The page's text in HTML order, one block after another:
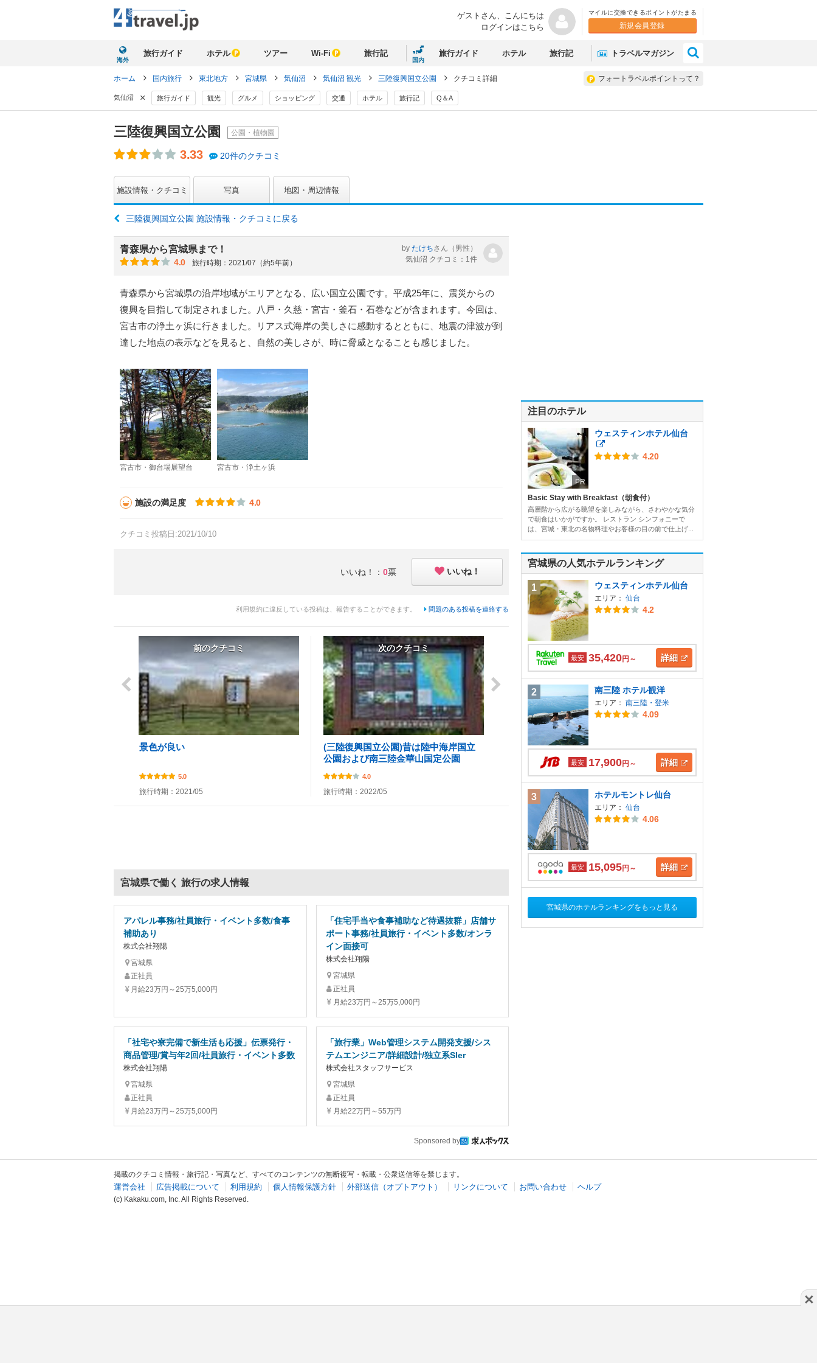
ゲストさん、 こんにちは
ログインはこちら
マイルに交換できるポイントがたまる
新規会員登録
海外
旅行ガイド ホテル ツアー Wi-Fi 旅行記
国内
旅行ガイド ホテル 旅行記 トラベルマガジン
フォートラベルポイントって？
ホーム 国内旅行 東北地方 宮城県 気仙沼 気仙沼 観光 三陸復興国立公園 クチコミ詳細
気仙沼 × 旅行ガイド 観光 グルメ ショッピング 交通 ホテル 旅行記 Q＆A
三陸復興国立公園 公園・植物園
3.33 20件のクチコミ
施設情報・クチコミ 写真 地図・周辺情報
三陸復興国立公園 施設情報・クチコミに戻る
青森県から宮城県まで！
4.0 旅行時期：2021/07（約5年前）
by たけちさん （男性）
気仙沼 クチコミ：1件
青森県から宮城県の沿岸地域がエリアとなる、広い国立公園です。平成25年に、震災からの
復興を目指して制定されました。八戸・久慈・宮古・釜石・石巻などが含まれます。今回は、
宮古市の浄土ヶ浜に行きました。リアス式海岸の美しさに感動するとともに、地震の津波が到
達した地点の表示などを見ると、自然の美しさが、時に脅威となることも感じました。
宮古市・御台場展望台 宮古市・浄土ヶ浜
施設の満足度 4.0
クチコミ投稿日:2021/10/10
いいね！： 0票 いいね！
利用規約に違反している投稿は、報告することができます。 問題のある投稿を連絡する
前のクチコミ
景色が良い
5.0
旅行時期：2021/05
次のクチコミ
(三陸復興国立公園)昔は陸中海岸国立
公園および南三陸金華山国定公園
4.0
旅行時期：2022/05
宮城県で働く 旅行の求人情報
アパレル事務/社員旅行・イベント多数/食事
補助あり
株式会社翔陽
宮城県
正社員
月給23万円～25万5,000円
「住宅手当や食事補助など待遇抜群」店舗サ
ポート事務/社員旅行・イベント多数/オンラ
イン面接可
株式会社翔陽
宮城県
正社員
月給23万円～25万5,000円
「社宅や寮完備で新生活も応援」伝票発行・
商品管理/賞与年2回/社員旅行・イベント多数
株式会社翔陽
宮城県
正社員
月給23万円～25万5,000円
「旅行業」Web管理システム開発支援/シス
テムエンジニア/詳細設計/独立系SIer
株式会社スタッフサービス
宮城県
正社員
月給22万円～55万円
Sponsored by
注目のホテル
PR
ウェスティンホテル仙台
4.20
Basic Stay with Breakfast（朝食付）
高層階から広がる眺望を楽しみながら、さわやかな気分
で朝食はいかがですか。 レストラン シンフォニーで
は、宮城・東北の名物料理やお客様の目の前で仕上げ...
宮城県の人気ホテルランキング
1 ウェスティンホテル仙台
エリア： 仙台
4.2
最安 35,420円～ 詳細
2 南三陸 ホテル観洋
エリア： 南三陸・登米
4.09
最安 17,900円～ 詳細
3 ホテルモントレ仙台
エリア： 仙台
4.06
最安 15,095円～ 詳細
宮城県のホテルランキングをもっと見る
×
掲載のクチコミ情報・旅行記・写真など、すべてのコンテンツの無断複写・転載・公衆送信等を禁じます。
運営会社 広告掲載について 利用規約 個人情報保護方針 外部送信（オプトアウト） リンクについて お問い合わせ ヘルプ
(c) Kakaku.com, Inc. All Rights Reserved.